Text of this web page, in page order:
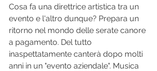
Cosa fa una direttrice artistica tra un
evento e l'altro dunque? Prepara un
ritorno nel mondo delle serate canore
a pagamento. Del tutto
inaspettatamente canterà dopo molti
anni in un "evento aziendale". Musica